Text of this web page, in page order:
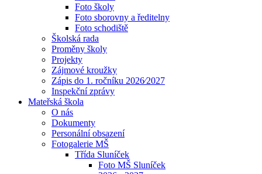
Foto školy
Foto sborovny a ředitelny
Foto schodiště
Školská rada
Proměny školy
Projekty
Zájmové kroužky
Zápis do 1. ročníku 2026⁄2027
Inspekční zprávy
Mateřská škola
O nás
Dokumenty
Personální obsazení
Fotogalerie MŠ
Třída Sluníček
Foto MŠ Sluníček